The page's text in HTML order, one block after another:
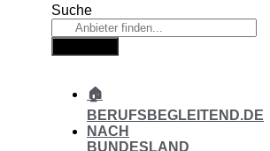
Suche
🏠
BERUFSBEGLEITEND.DE
NACH
BUNDESLAND